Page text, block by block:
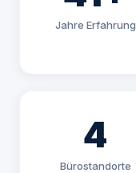
Jahre Erfahrung
4
Bürostandorte